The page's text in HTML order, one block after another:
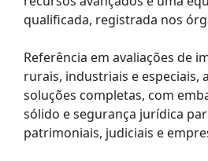
qualificada, registrada nos
Referência em avaliações de
rurais, industriais e especiais,
soluções completas, com
sólido e segurança jurídica
patrimoniais, judiciais e